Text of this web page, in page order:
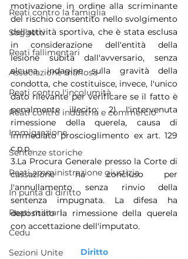
Reati contro la famiglia
Soggetti
Reati fallimentari
Associazione mafiosa
Reati contro l'incolumità
Reati contro industria e commercio
Immigrazione
Sentenze storiche
Reati amministrazione giustizia
In punta di diritto
Reati militari
Cedu
Sezioni Unite
motivazione in ordine alla scriminante
del rischio consentito nello svolgimento
dell'attività sportiva, che è stata esclusa
in considerazione dell'entità della
lesione subita dall'avversario, senza
alcuna indagine sulla gravità della
condotta, che costituisce, invece, l'unico
dato rilevante per verificare se il fatto è
penalmente illecito; 2) l'intervenuta
rimessione della querela, causa di
immediato proscioglimento ex art. 129
c.p.p..
3.La Procura Generale presso la Corte di
cassazione ha concluso per
l'annullamento senza rinvio della
sentenza impugnata. La difesa ha
depositato la rimessione della querela
con accettazione dell'imputato.
Diritto